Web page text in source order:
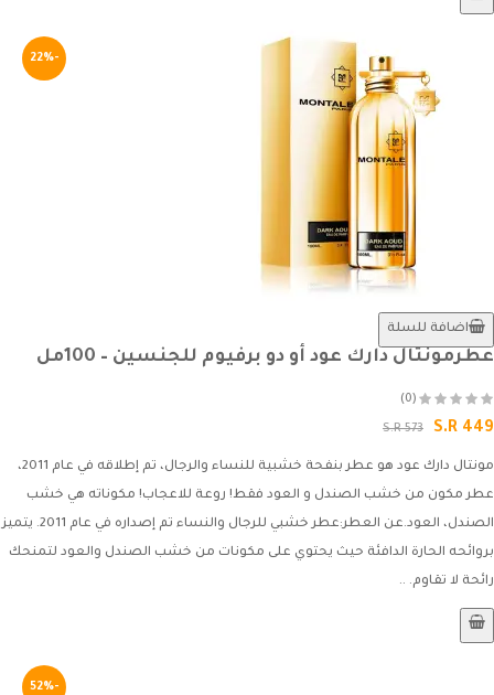
-22%
اضافة للسلة
عطرمونتال دارك عود أو دو برفيوم للجنسين – 100مل
(0)
S.R 449
S.R 573
مونتال دارك عود هو عطر بنفحة خشبية للنساء والرجال، تم إطلاقه في عام 2011،
عطر مكون من خشب الصندل و العود فقط! روعة للاعجاب! مكوناته هي خشب
الصندل، العود.عن العطر:عطر خشبي للرجال والنساء تم إصداره في عام 2011. يتميز
بروائحه الحارة الدافئة حيث يحتوي على مكونات من خشب الصندل والعود لتمنحك
رائحة لا تقاوم. ..
-52%